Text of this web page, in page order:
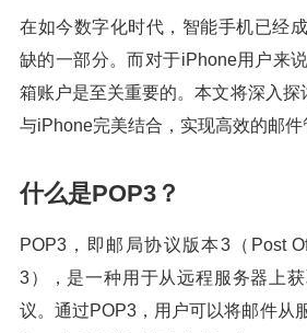
在如今数字化时代，智能手机已经
缺的一部分。而对于iPhone用户来
箱账户是至关重要的。本文将深入探
与iPhone完美结合，实现高效的邮件
什么是POP3？
POP3，即邮局协议版本3（Post
3），是一种用于从远程服务器上
议。通过POP3，用户可以将邮件从